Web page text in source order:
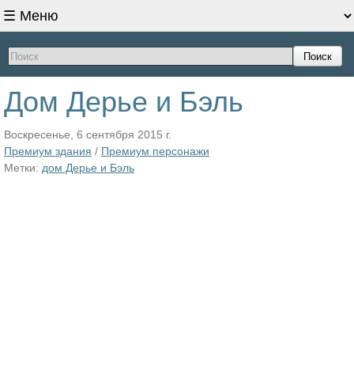
Поиск
Дом Дерье и Бэль
Воскресенье, 6 сентября 2015 г.
Премиум здания / Премиум персонажи
Метки: дом Дерье и Бэль